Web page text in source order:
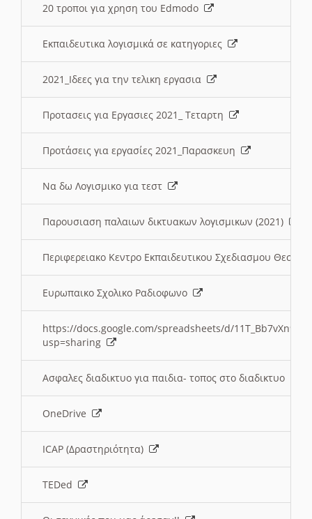
20 τροποι για χρηση του Edmodo
Εκπαιδευτικα λογισμικά σε κατηγοριες
2021_Ιδεες για την τελικη εργασια
Προτασεις για Εργασιες 2021_ Τεταρτη
Προτάσεις για εργασίες 2021_Παρασκευη
Να δω Λογισμικο για τεστ
Παρουσιαση παλαιων δικτυακων λογισμικων (2021)
Περιφερειακο Κεντρο Εκπαιδευτικου Σχεδιασμου
Ευρωπαικο Σχολικο Ραδιοφωνο
https://docs.google.com/spreadsheets/d/
usp=sharing
Ασφαλες διαδικτυο για παιδια- τοπος στο διαδικτυο
OneDrive
ICAP (Δραστηριότητα)
TEDed